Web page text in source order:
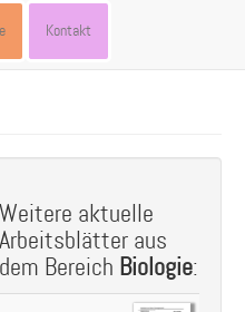
Kontakt
Weitere aktuelle
Arbeitsblätter aus
dem Bereich Biologie: